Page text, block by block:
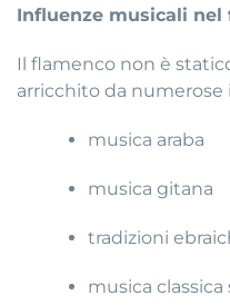
Influenze musicali nel
Il flamenco non è
arricchito da numerose
musica araba
musica gitana
tradizioni
musica classica